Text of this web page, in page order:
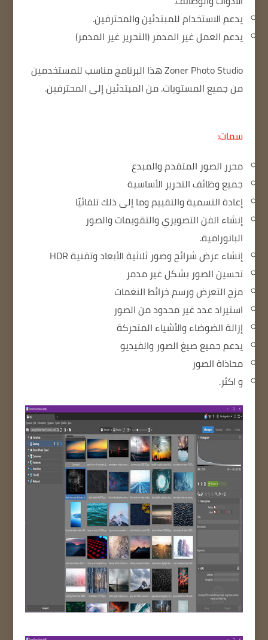
يدعم الاستخدام للمبتدئين والمحترفين.
يدعم العمل غير المدمر(التحرير غير المدمر)
Zoner Photo Studioهذا البرنامج مناسب للمستخدمين
من جميع المستويات.من المبتدئين إلى المحترفين.
سمات:
محرر الصور المتقدم والمبدع
جميع وظائف التحرير الأساسية
إعادة التسمية والتقييم وما إلى ذلك تلقائيًا
إنشاء الفن التصويري والتقويمات والصور
البانورامية.
إنشاء عرض شرائح وصور ثلاثية الأبعاد وتقنية HDR
تحسين الصور بشكل غير مدمر
مزج التعرض ورسم خرائط النغمات
استيراد عدد غير محدود من الصور
إزالة الضوضاء والأشياء المتحركة
يدعم جميع صيغ الصور والفيديو
محاذاة الصور
و اكثر.